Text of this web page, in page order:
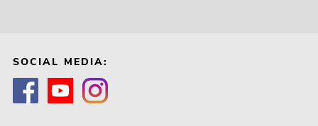
SOCIAL MEDIA: